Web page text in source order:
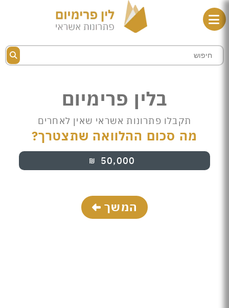
בלין פרימיום
תקבלו פתרונות אשראי שאין לאחרים
מה סכום ההלוואה שתצטרך?
50,000
₪
המשך